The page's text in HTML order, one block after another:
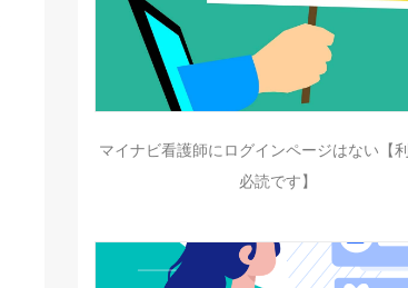
マイナビ看護師にログインページはない【
必読です】